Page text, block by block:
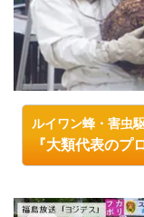
ルイワン蜂・害虫
『大類代表の